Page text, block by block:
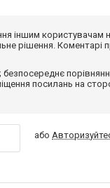
іншим
рішення. Коментарі
посилань на
або